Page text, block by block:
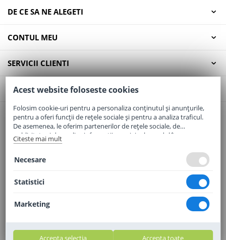
DE CE SA NE ALEGETI
CONTUL MEU
SERVICII CLIENTI
CONTACT
Email:office@elaptepraf.ro
Telefon:0745-964-449
Adresa:Sos. Borsului, Nr. 20, Oradea, Jud. Bihor
Acest website foloseste cookies
Folosim cookie-uri pentru a personaliza conținutul și anunțurile,
pentru a oferi funcții de rețele sociale și pentru a analiza traficul.
De asemenea, le oferim partenerilor de rețele sociale, de
publicitate și de analize informații cu privire la modul în care
folosiți site-ul nostru. Aceștia le pot combina cu alte informații
Citeste mai mult
Necesare
Statistici
Marketing
Accepta selectia Accepta toate